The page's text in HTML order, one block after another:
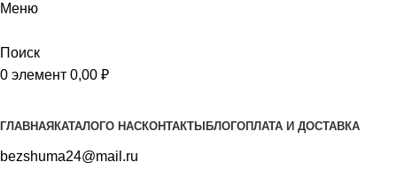
Меню
Поиск
0 элемент 0,00 ₽
ГЛАВНАЯ КАТАЛОГО НАСКОНТАКТЫ БЛОГОПЛАТА И ДОСТАВКА
bezshuma24@mail.ru